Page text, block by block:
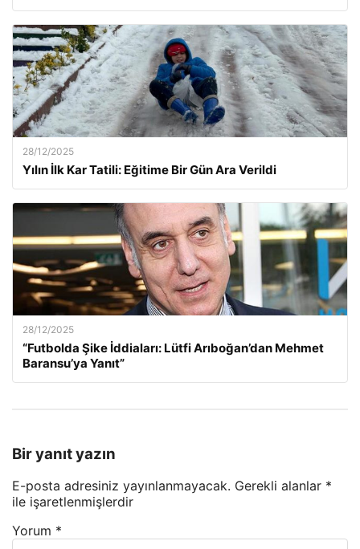
28/12/2025
Yılın İlk Kar Tatili: Eğitime Bir Gün Ara Verildi
28/12/2025
“Futbolda Şike İddiaları: Lütfi Arıboğan’dan Mehmet
Baransu’ya Yanıt”
Bir yanıt yazın
E-posta adresiniz yayınlanmayacak. Gerekli alanlar *
ile işaretlenmişlerdir
Yorum *